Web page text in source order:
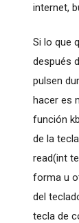
internet,
Si lo que
después
pulsen
hacer es
función
de la
read(int
forma u
del
tecla de